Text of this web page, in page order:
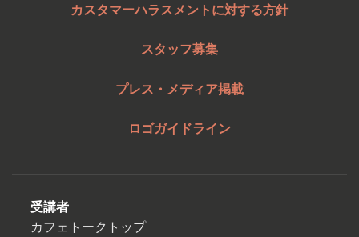
カスタマーハラスメントに対する方針
スタッフ募集
プレス・メディア掲載
ロゴガイドライン
受講者
カフェトークトップ